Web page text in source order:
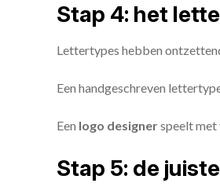
Stap 4: het
Lettertypes hebben
Een handgeschreven
Een logo designerspeelt
Stap 5: de